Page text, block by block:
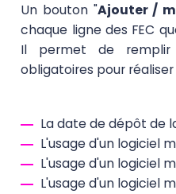
Un bouton "Ajouter /
chaque ligne des FEC
Il permet de remplir
obligatoires pour
La date de dépôt de
L'usage d'un logiciel
L'usage d'un logiciel
L'usage d'un logiciel